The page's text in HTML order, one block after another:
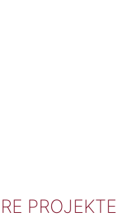
PROJEKTE